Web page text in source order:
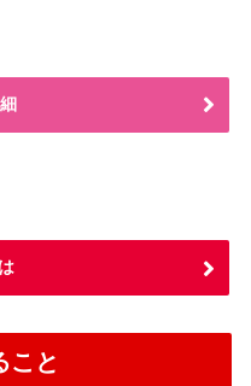
こと